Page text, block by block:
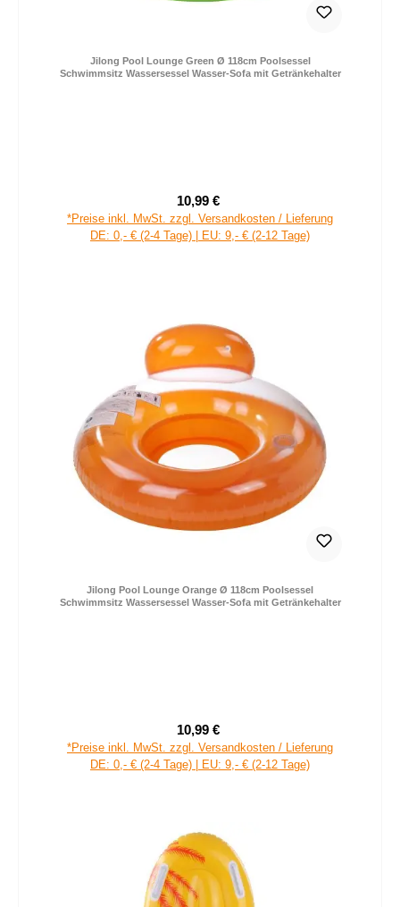
Jilong Pool Lounge Green Ø 118cm Poolsessel
Schwimmsitz Wassersessel Wasser-Sofa mit Getränkehalter
Verkaufspreis:
10,99 €
*Preise inkl. MwSt. zzgl. Versandkosten / Lieferung
DE: 0,- € (2-4 Tage) | EU: 9,- € (2-12 Tage)
Jilong Pool Lounge Orange Ø 118cm Poolsessel
Schwimmsitz Wassersessel Wasser-Sofa mit Getränkehalter
Verkaufspreis:
10,99 €
*Preise inkl. MwSt. zzgl. Versandkosten / Lieferung
DE: 0,- € (2-4 Tage) | EU: 9,- € (2-12 Tage)